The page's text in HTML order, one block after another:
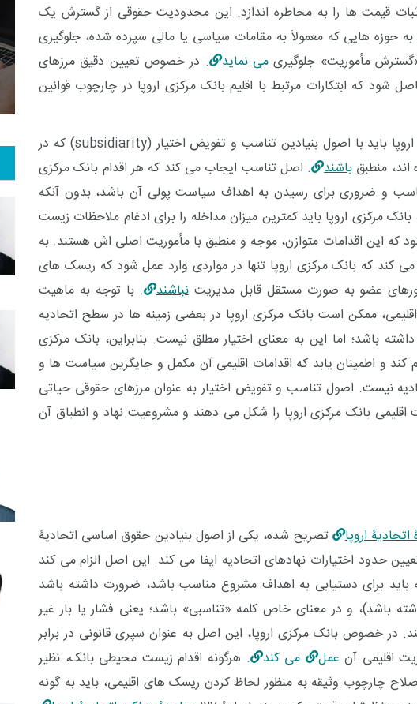
قیمت ها را به مخاطره اندازد. این محدودیت حقوقی از گسترش یک
به حوزه هایی که معمولاً به مقامات سیاسی یا مالی سپرده شده، جلوگیری
مأموریت» جلوگیریمی نماید
. در خصوص تعیین دقیق مرزهای
که ابتکارات مرتبط با اقلیم بانک مرکزی اروپا در چارچوب قوانین
باید با اصول بنیادین تناسب و تفویض اختیار (subsidiarity) که در
باشند . اصل تناسب ایجاب می کند که هر اقدام بانک مرکزی
مناسب و ضروری برای رسیدن به اهداف سیاست پولی آن باشد، بدون آنکه
بانک مرکزی اروپا باید کمترین میزان مداخله را برای ادغام ملاحظات زیست
که این اقدامات متوازن، موجه و منطبق با مأموریت اصلی اش هستند. به
کند که بانک مرکزی اروپا تنها در مواردی وارد عمل شود که ریسک های
عضو به صورت مستقل قابل مدیریتنباشند
. با توجه به ماهیت
ممکن است بانک مرکزی اروپا در بعضی زمینه ها در سطح اتحادیه
باشد؛ اما این به معنای اختیار مطلق نیست. بنابراین، بانک مرکزی
کند و اطمینان یابد که اقدامات اقلیمی آن مکمل و جایگزین سیاست ها و
نیست. اصول تناسب و تفویض اختیار به عنوان مرزهای حقوقی حیاتی
بانک مرکزی اروپا را شکل می دهند و مشروعیت نهاد و انطباق آن
اروپا
تصریح شده، یکی از اصول بنیادین حقوق اساسی اتحادیۀ
حدود اختیارات نهادهای اتحادیه ایفا می کند. این اصل الزام می کند
باید برای دستیابی به اهداف مشروع مناسب باشد، ضرورت داشته باشد
باشد)، و در معنای خاص کلمه «تناسبی» باشد؛ یعنی فشار یا بار غیر
در خصوص بانک مرکزی اروپا، این اصل به عنوان سپری قانونی در برابر
اقلیمی آن عمل می کند
. هرگونه اقدام زیست محیطی بانک، نظیر
چارچوب وثیقه به منظور لحاظ کردن ریسک های اقلیمی، باید به گونه
11+
فراخوان مقاله
87+
رویداد
2+
حقوق و هنر